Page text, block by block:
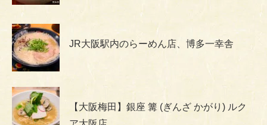
JR大阪駅内のらーめん店、博多一幸舎
【大阪梅田】銀座 篝 (ぎんざ かがり) ルク